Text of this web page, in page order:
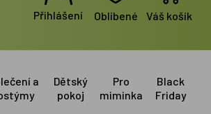
Přihlášení Oblíbené Váš košík
a
Dětský
pokoj
Pro
miminka
Black
Friday